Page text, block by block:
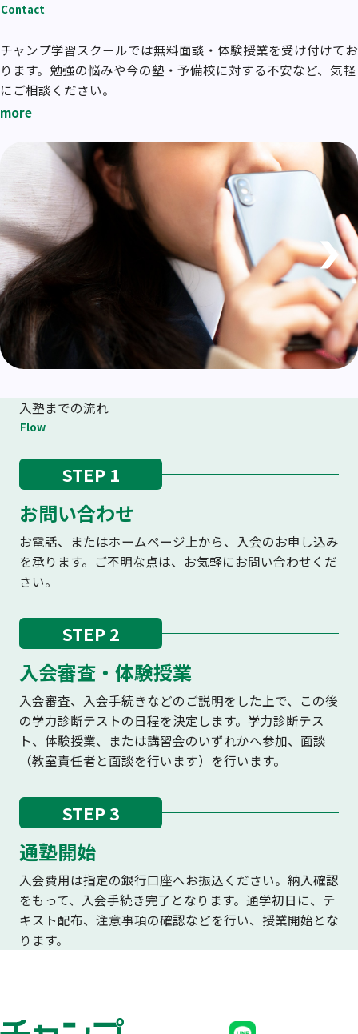
Contact
チャンプ学習スクールでは無料面談・体験授業を受け付けてお
ります。勉強の悩みや今の塾・予備校に対する不安など、気軽
にご相談ください。
more
入塾までの流れ
Flow
STEP 1
お問い合わせ
お電話、またはホームページ上から、入会のお申し込み
を承ります。ご不明な点は、お気軽にお問い合わせくだ
さい。
STEP 2
入会審査・体験授業
入会審査、入会手続きなどのご説明をした上で、この後
の学力診断テストの日程を決定します。学力診断テス
ト、体験授業、または講習会のいずれかへ参加、面談
（教室責任者と面談を行います）を行います。
STEP 3
通塾開始
入会費用は指定の銀行口座へお振込ください。納入確認
をもって、入会手続き完了となります。通学初日に、テ
キスト配布、注意事項の確認などを行い、授業開始とな
ります。